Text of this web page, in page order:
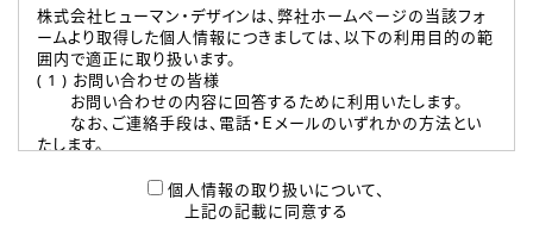
株式会社ヒューマン・デザインは、弊社ホームページの当該フォ
ームより取得した個人情報につきましては、以下の利用目的の範
囲内で適正に取り扱います。
( 1 ) お問い合わせの皆様
お問い合わせの内容に回答するために利用いたします。
なお、ご連絡手段は、電話・Ｅメールのいずれかの方法とい
たします。
本登録に関するご連絡および本登録時の参考情報として利
個人情報の取り扱いについて、
上記の記載に同意する